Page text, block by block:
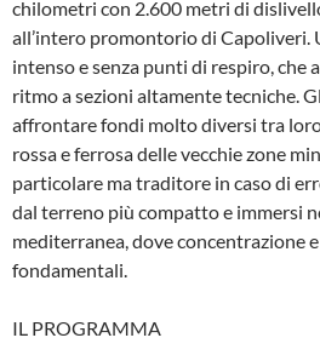
chilometri con 2.600 metri di
all’intero promontorio di Capoliveri.
intenso e senza punti di respiro, che
ritmo a sezioni altamente tecniche.
affrontare fondi molto diversi tra
rossa e ferrosa delle vecchie zone
particolare ma traditore in caso di
dal terreno più compatto e immersi
mediterranea, dove concentrazione
fondamentali.
IL PROGRAMMA